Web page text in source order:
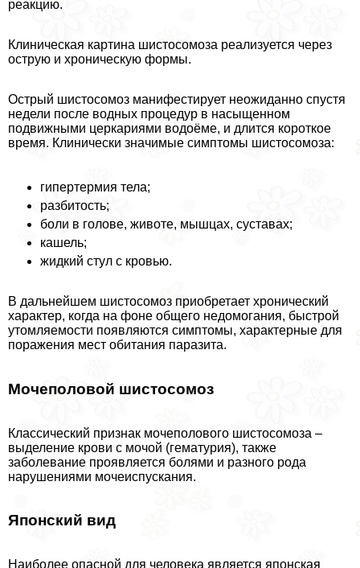
реакцию.
Клиническая картина шистосомоза реализуется через
острую и хроническую формы.
Острый шистосомоз манифестирует неожиданно спустя
недели после водных процедур в насыщенном
подвижными церкариями водоёме, и длится короткое
время. Клинически значимые симптомы шистосомоза:
гипертермия тела;
разбитость;
боли в голове, животе, мышцах, суставах;
кашель;
жидкий стул с кровью.
В дальнейшем шистосомоз приобретает хронический
хаpaктер, когда на фоне общего недомогания, быстрой
утомляемости появляются симптомы, хаpaктерные для
поражения мест обитания паразита.
Мочепoлoвoй шистосомоз
Классический признак мочепoлoвoго шистосомоза –
выделение крови с мочой (гематурия), также
заболевание проявляется болями и разного рода
нарушениями мочеиспускания.
Японский вид
Наиболее опасной для человека является японская